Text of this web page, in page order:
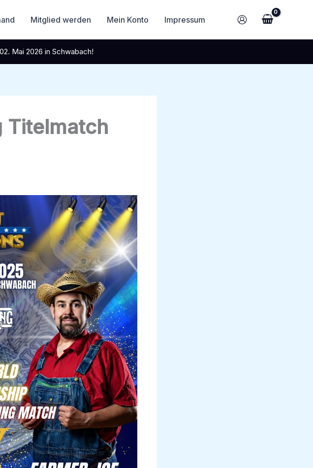
Mitglied werden Mein Konto Impressum
Mai 2026 in Schwabach!
Titelmatch